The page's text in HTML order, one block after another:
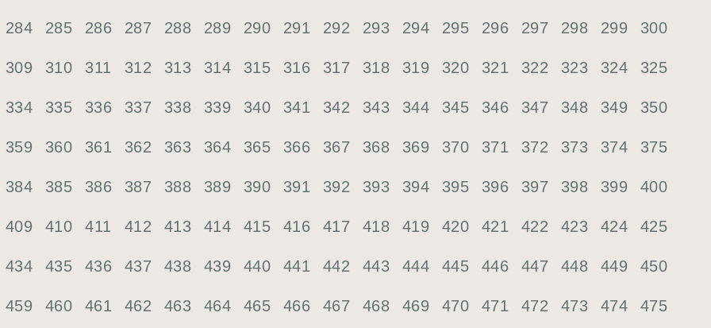
284 285 286 287 288 289 290 291 292 293 294 295 296 297 298 299 300
309 310 311 312 313 314 315 316 317 318 319 320 321 322 323 324 325
334 335 336 337 338 339 340 341 342 343 344 345 346 347 348 349 350
359 360 361 362 363 364 365 366 367 368 369 370 371 372 373 374 375
384 385 386 387 388 389 390 391 392 393 394 395 396 397 398 399 400
409 410 411 412 413 414 415 416 417 418 419 420 421 422 423 424 425
434 435 436 437 438 439 440 441 442 443 444 445 446 447 448 449 450
459 460 461 462 463 464 465 466 467 468 469 470 471 472 473 474 475